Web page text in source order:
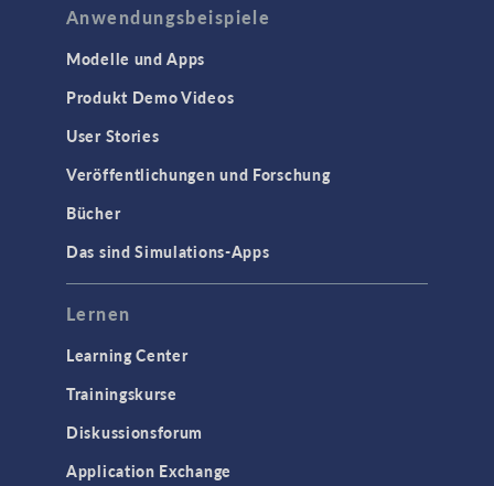
Anwendungsbeispiele
Modelle und Apps
Produkt Demo Videos
User Stories
Veröffentlichungen und Forschung
Bücher
Das sind Simulations-Apps
Lernen
Learning Center
Trainingskurse
Diskussionsforum
Application Exchange